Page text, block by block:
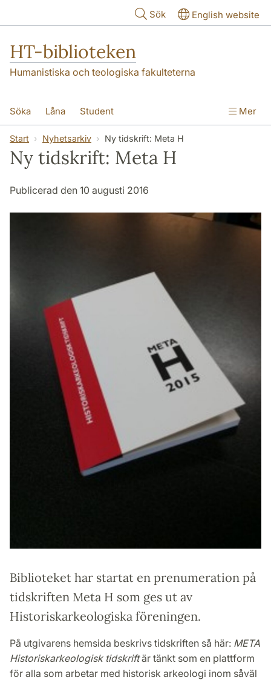
Sök English website
HT-biblioteken
Humanistiska och teologiska fakulteterna
Söka Låna Student
Forskare/doktorand Lärare Kontakt
Om oss
Mer
Start Nyhetsarkiv Ny tidskrift: Meta H
Ny tidskrift: Meta H
Publicerad den 10 augusti 2016
Biblioteket har startat en prenumeration på
tidskriften Meta H som ges ut av
Historiskarkeologiska föreningen.
På utgivarens hemsida beskrivs tidskriften så här: META
Historiskarkeologisk tidskriftär tänkt som en plattform
för alla som arbetar med historisk arkeologi inom såväl